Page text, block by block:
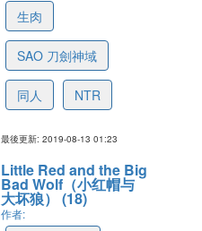
生肉
SAO 刀劍神域
同人 NTR
最後更新: 2019-08-13 01:23
Little Red and the Big
Bad Wolf（小红帽与
大坏狼） (18)
作者: